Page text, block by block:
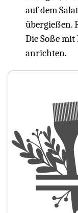
auf dem
übergießen.
Die Soße
anrichten.